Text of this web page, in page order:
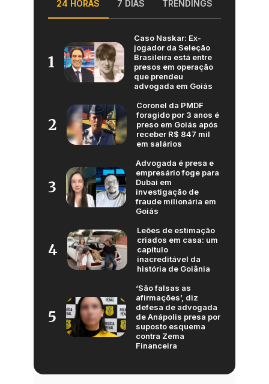
24 HORAS 7 DIAS TRENDINGS
1
Caso Naskar: Ex-
jogador da Seleção
Brasileira está entre
presos em operação
que prendeu
advogada em Goiás
2
Coronel da PMDF
foragido por 3 anos é
preso em Goiás após
receber R$ 847 mil
em salários
3
Advogada é presa e
empresário foge para
Dubai em
investigação de
fraude milionária em
Goiás
4
Leões de estimação
criados em casa: um
capítulo
inacreditável da
história de Goiânia
5
‘São falsas as
afirmações’, diz
defesa de advogada
de Anápolis presa por
suposto esquema
contra Zema
Financeira